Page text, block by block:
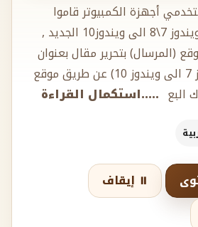
أجهزة الكمبيوتر قاموا
مؤخرا بترقية نسخة ويندوز 7\8 الى ويندوز10 الجديد ,
(المرسال) بتحرير مقال بعنوان
(طريقة ترقية ويندوز 7 الى ويندوز 10) عن طريق موقع
البع .....استكمال القراءة
⏸️ إيقاف